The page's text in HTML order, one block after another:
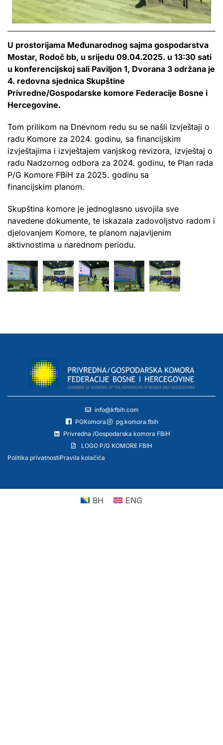
U prostorijama Međunarodnog sajma gospodarstva
Mostar, Rodoč bb, u srijedu 09.04.2025. u 13:30 sati
u konferencijskoj sali Paviljon 1, Dvorana 3 održana je
4. redovna sjednica Skupštine
Privredne/Gospodarske komore Federacije Bosne i
Hercegovine.
Tom prilikom na Dnevnom redu su se našli Izvještaji o
radu Komore za 2024. godinu, sa financijskim
izvještajima i izvještajem vanjskog revizora, izvještaj o
radu Nadzornog odbora za 2024. godinu, te Plan rada
P/G Komore FBiH za 2025. godinu sa
financijskim planom.
Skupština komore je jednoglasno usvojila sve
navedene dokumente, te iskazala zadovoljstvo radom i
djelovanjem Komore, te planom najavljenim
aktivnostima u narednom periodu.
info@kfbih.com
PGKomora
pg.komora.fbih
Privredna /Gospodarska komora FBiH
LOGO P/G KOMORE FBIH
Politika privatnostiPravila kolačića
BH ENG